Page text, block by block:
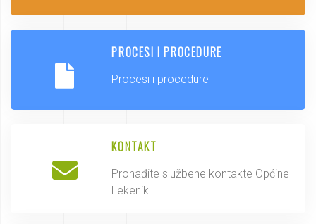
PROCESI I PROCEDURE
Procesi i procedure
KONTAKT
Pronađite službene kontakte Općine
Lekenik